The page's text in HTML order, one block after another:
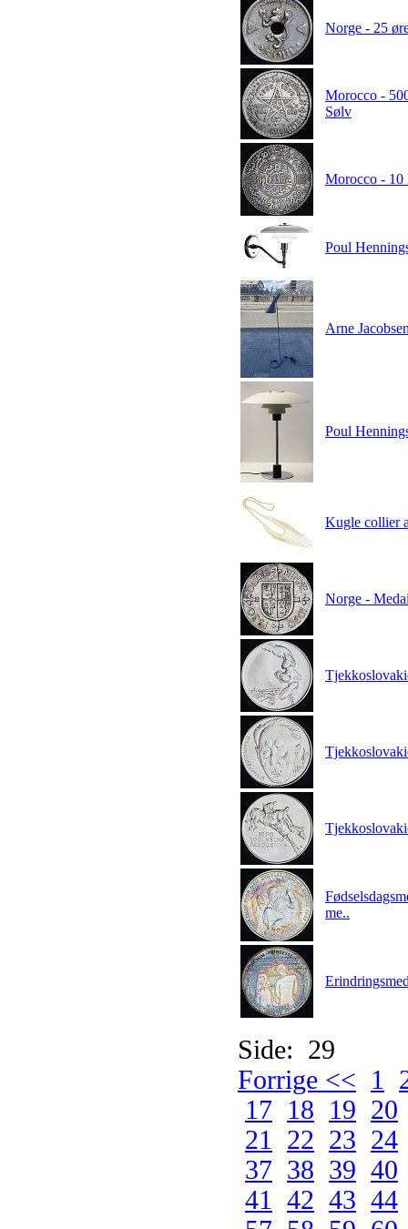
Norge - 25
Morocco -
Sølv
Morocco - 10
Poul
Arne
Poul
Kugle collier
Norge -
me..
Side: 29
Forrige << 1
17 18 19 20
21
22 23 24
37 38 39 40
41
42 43 44